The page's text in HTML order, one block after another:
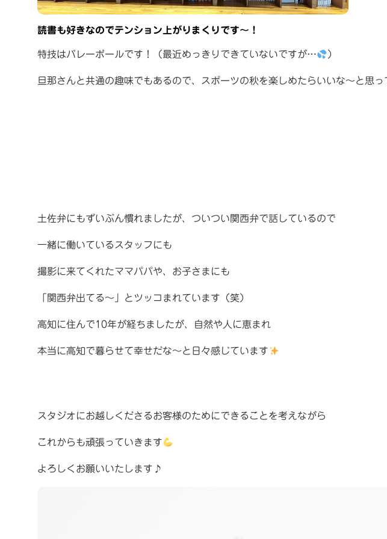
読書も好きなのでテンション上がりまくりです〜！
特技はバレーボールです！（最近めっきりできていないですが… ）
旦那さんと共通の趣味でもあるので、スポーツの秋を楽しめたらいいな〜と思っ
土佐弁にもずいぶん慣れましたが、ついつい関西弁で話しているので
一緒に働いているスタッフにも
撮影に来てくれたママパパや、お子さまにも
「関西弁出てる〜」とツッコまれています（笑）
高知に住んで10年が経ちましたが、自然や人に恵まれ
本当に高知で暮らせて幸せだな〜と日々感じています
スタジオにお越しくださるお客様のためにできることを考えながら
これからも頑張っていきます
よろしくお願いいたします♪